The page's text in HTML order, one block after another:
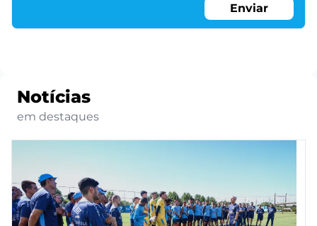
Enviar
Notícias
em destaques